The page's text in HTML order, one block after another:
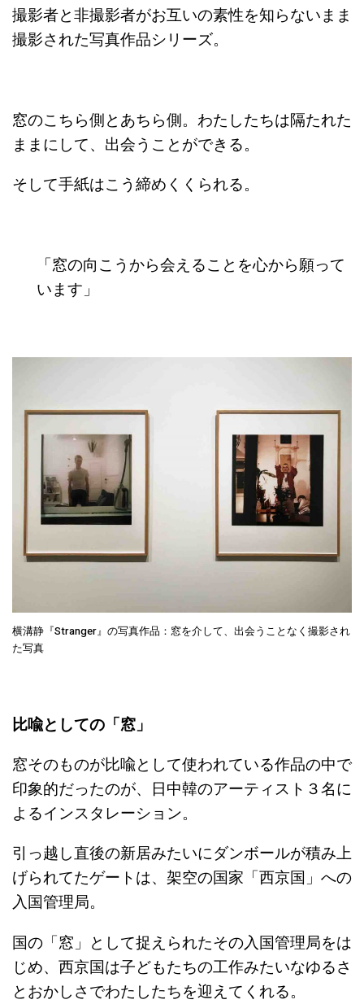
撮影者と非撮影者がお互いの素性を知らないまま
撮影された写真作品シリーズ。
窓のこちら側とあちら側。わたしたちは隔たれた
ままにして、出会うことができる。
そして手紙はこう締めくくられる。
「窓の向こうから会えることを心から願って
います」
横溝静『Stranger』の写真作品：窓を介して、出会うことなく撮影され
た写真
比喩としての「窓」
窓そのものが比喩として使われている作品の中で
印象的だったのが、日中韓のアーティスト３名に
よるインスタレーション。
引っ越し直後の新居みたいにダンボールが積み上
げられてたゲートは、架空の国家「西京国」への
入国管理局。
国の「窓」として捉えられたその入国管理局をは
じめ、西京国は子どもたちの工作みたいなゆるさ
とおかしさでわたしたちを迎えてくれる。